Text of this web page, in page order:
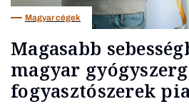
Magyar cégek
Magasabb
magyar
fogyasztószerek